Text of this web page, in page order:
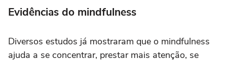
Evidências do mindfulness
Diversos estudos já mostraram que o mindfulness
ajuda a se concentrar, prestar mais atenção, se